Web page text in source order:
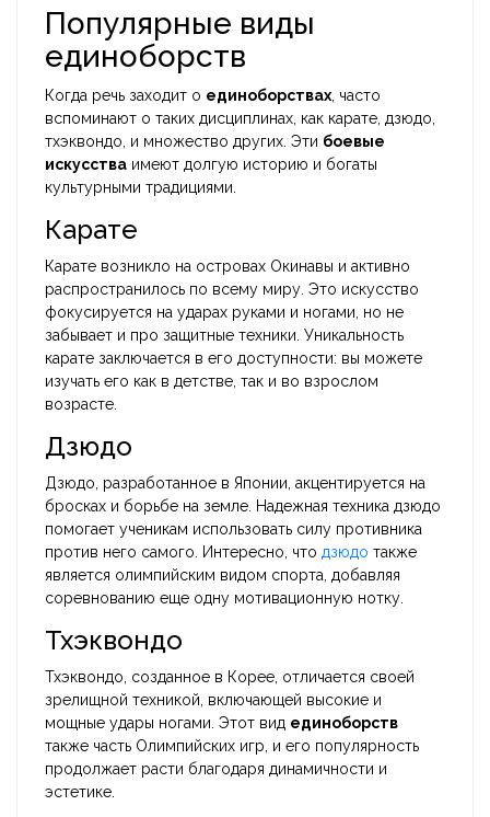
Популярные виды
единоборств
Когда речь заходит о единоборствах , часто
вспоминают о таких дисциплинах, как карате, дзюдо,
тхэквондо, и множество других. Эти боевые
искусства имеют долгую историю и богаты
культурными традициями.
Карате
Карате возникло на островах Окинавы и активно
распространилось по всему миру. Это искусство
фокусируется на ударах руками и ногами, но не
забывает и про защитные техники. Уникальность
карате заключается в его доступности: вы можете
изучать его как в детстве, так и во взрослом
возрасте.
Дзюдо
Дзюдо, разработанное в Японии, акцентируется на
бросках и борьбе на земле. Надежная техника дзюдо
помогает ученикам использовать силу противника
против него самого. Интересно, что дзюдо также
является олимпийским видом спорта, добавляя
соревнованию еще одну мотивационную нотку.
Тхэквондо
Тхэквондо, созданное в Корее, отличается своей
зрелищной техникой, включающей высокие и
мощные удары ногами. Этот вид единоборств
также часть Олимпийских игр, и его популярность
продолжает расти благодаря динамичности и
эстетике.